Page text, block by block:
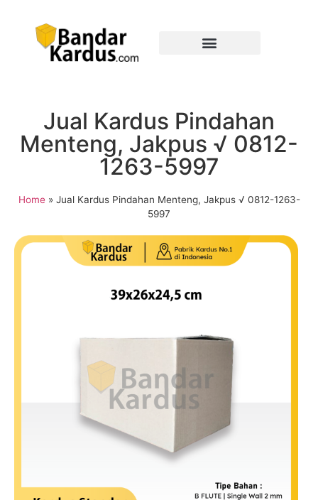
Jual Kardus Pindahan
Menteng, Jakpus √ 0812-
1263-5997
Home» Jual Kardus Pindahan Menteng, Jakpus √ 0812-1263-
5997